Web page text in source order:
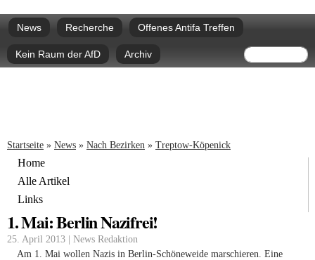
zum
Hauptmenü
News Recherche Offenes Antifa Treffen
Kein Raum der AfD Archiv Suche
Sie sind hier
Startseite » News » Nach Bezirken » Treptow-Köpenick
Home
Alle Artikel
Links
1. Mai: Berlin Nazifrei!
25. April 2013 | News Redaktion
Am 1. Mai wollen Nazis in Berlin-Schöneweide marschieren. Eine